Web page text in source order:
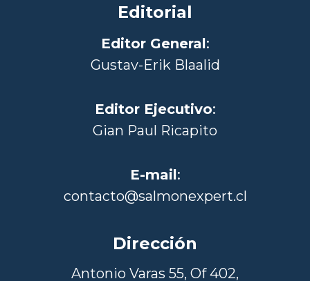
Editorial
Editor General:
Gustav-Erik Blaalid
Editor Ejecutivo:
Gian Paul Ricapito
E-mail:
contacto@salmonexpert.cl
Dirección
Antonio Varas 55, Of 402,